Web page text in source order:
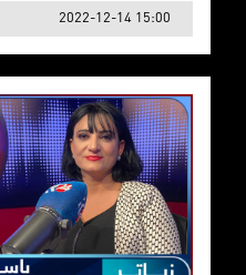
2022-12-14 15:00